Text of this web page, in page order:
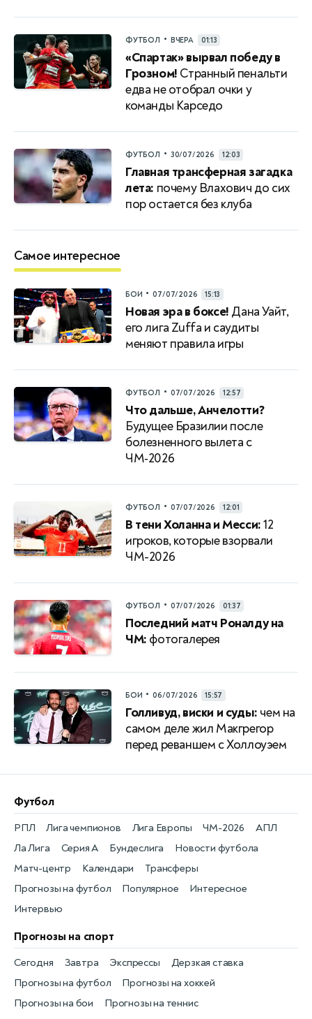
ФУТБОЛ • ВЧЕРА 01:13
«Спартак» вырвал победу в
Грозном! Странный пенальти
едва не отобрал очки у
команды Карседо
ФУТБОЛ • 30/07/2026 12:03
Главная трансферная загадка
лета: почему Влахович до сих
пор остается без клуба
Самое интересное
БОИ • 07/07/2026 15:13
Новая эра в боксе! Дана Уайт,
его лига Zuffa и саудиты
меняют правила игры
ФУТБОЛ • 07/07/2026 12:57
Что дальше, Анчелотти?
Будущее Бразилии после
болезненного вылета с
ЧМ‑2026
ФУТБОЛ • 07/07/2026 12:01
В тени Холанна и Месси:12
игроков, которые взорвали
ЧМ-2026
ФУТБОЛ • 07/07/2026 01:37
Последний матч Роналду на
ЧМ: фотогалерея
БОИ • 06/07/2026 15:57
Голливуд, виски и суды: чем на
самом деле жил Макгрегор
перед реваншем с Холлоуэем
Футбол
Новости футбола
РПЛ
Матч-центр
Лига чемпионов
Календари
Лига Европы
Трансферы
ЧМ-2026
Прогнозы на футбол
АПЛ
Популярное
Ла Лига
Интересное
Серия А
Интервью
Бундеслига
Прогнозы на спорт
Прогнозы на футбол
Сегодня
Прогнозы на хоккей
Завтра
Прогнозы на бои
Экспрессы
Прогнозы на теннис
Дерзкая ставка